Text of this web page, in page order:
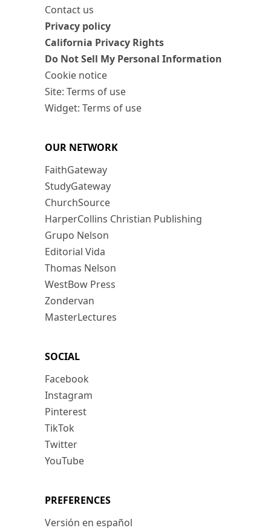
Contact us
Privacy policy
California Privacy Rights
Do Not Sell My Personal Information
Cookie notice
Site: Terms of use
Widget: Terms of use
OUR NETWORK
FaithGateway
StudyGateway
ChurchSource
HarperCollins Christian Publishing
Grupo Nelson
Editorial Vida
Thomas Nelson
WestBow Press
Zondervan
MasterLectures
SOCIAL
Facebook
Instagram
Pinterest
TikTok
Twitter
YouTube
PREFERENCES
Versión en español